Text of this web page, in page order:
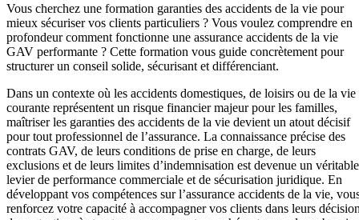
Vous cherchez une formation garanties des accidents de la vie pour
mieux sécuriser vos clients particuliers ? Vous voulez comprendre en
profondeur comment fonctionne une assurance accidents de la vie
GAV performante ? Cette formation vous guide concrètement pour
structurer un conseil solide, sécurisant et différenciant.
Dans un contexte où les accidents domestiques, de loisirs ou de la vie
courante représentent un risque financier majeur pour les familles,
maîtriser les garanties des accidents de la vie devient un atout décisif
pour tout professionnel de l’assurance. La connaissance précise des
contrats GAV, de leurs conditions de prise en charge, de leurs
exclusions et de leurs limites d’indemnisation est devenue un véritable
levier de performance commerciale et de sécurisation juridique. En
développant vos compétences sur l’assurance accidents de la vie,
renforcez votre capacité à accompagner vos clients dans leurs